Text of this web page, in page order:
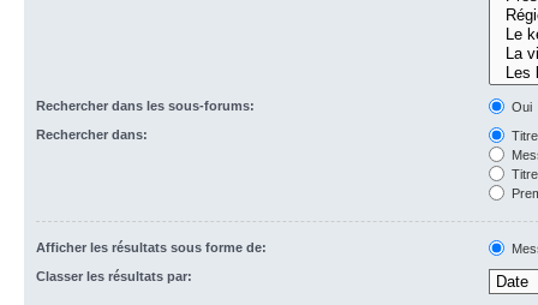
Rechercher dans les sous-forums:
Oui
Rechercher dans:
Afficher les résultats sous forme de:
Classer les résultats par: